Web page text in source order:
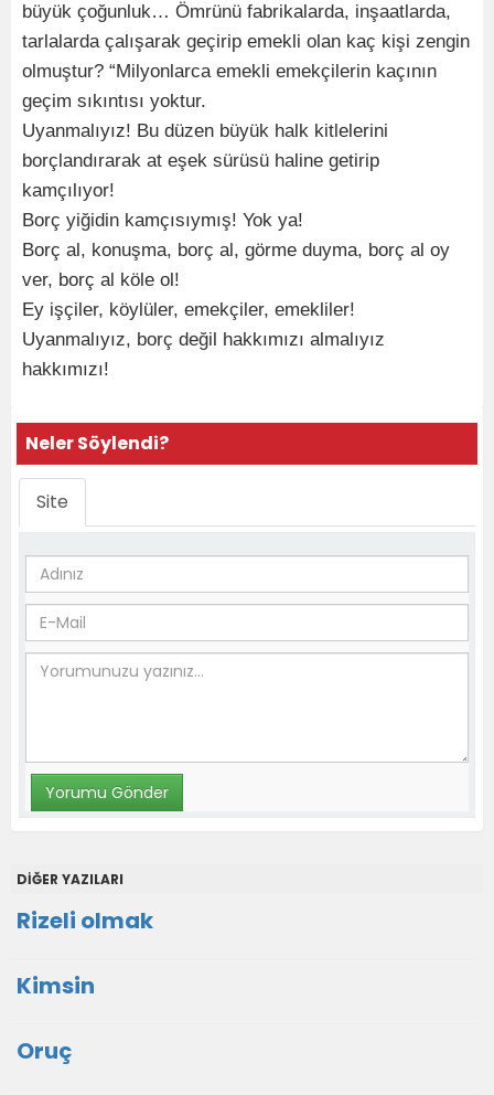
büyük çoğunluk… Ömrünü fabrikalarda, inşaatlarda,
tarlalarda çalışarak geçirip emekli olan kaç kişi zengin
olmuştur? “Milyonlarca emekli emekçilerin kaçının
geçim sıkıntısı yoktur.
Uyanmalıyız! Bu düzen büyük halk kitlelerini
borçlandırarak at eşek sürüsü haline getirip
kamçılıyor!
Borç yiğidin kamçısıymış! Yok ya!
Borç al, konuşma, borç al, görme duyma, borç al oy
ver, borç al köle ol!
Ey işçiler, köylüler, emekçiler, emekliler!
Uyanmalıyız, borç değil hakkımızı almalıyız
hakkımızı!
Neler Söylendi?
Site
DİĞER YAZILARI
Rizeli olmak
Kimsin
Oruç